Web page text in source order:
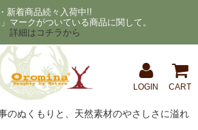
・新着商品続々入荷中!!
マークがついている商品に関して。
詳細はコチラから
LOGIN CART
のぬくもりと、天然素材のやさしさに溢れ